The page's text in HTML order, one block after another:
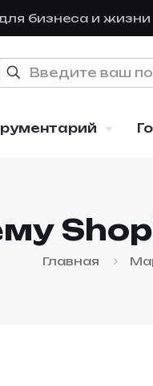
бизнеса и жизни
Главная